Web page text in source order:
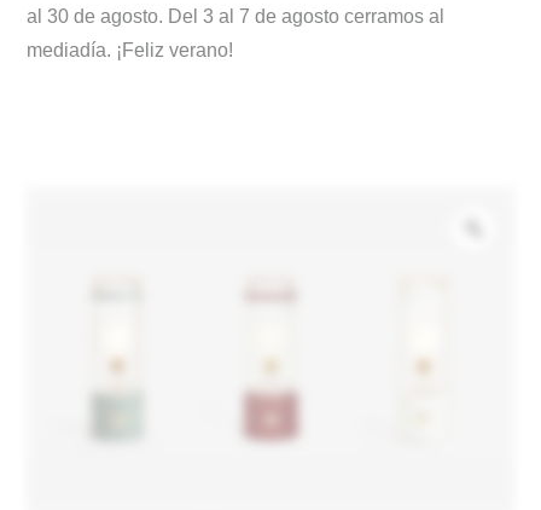
al 30 de agosto. Del 3 al 7 de agosto cerramos al
mediadía. ¡Feliz verano!